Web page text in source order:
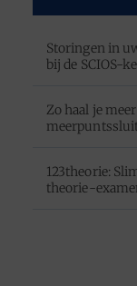
Storingen in
bij de SCIOS-
Zo haal je
123theorie:
theorie-